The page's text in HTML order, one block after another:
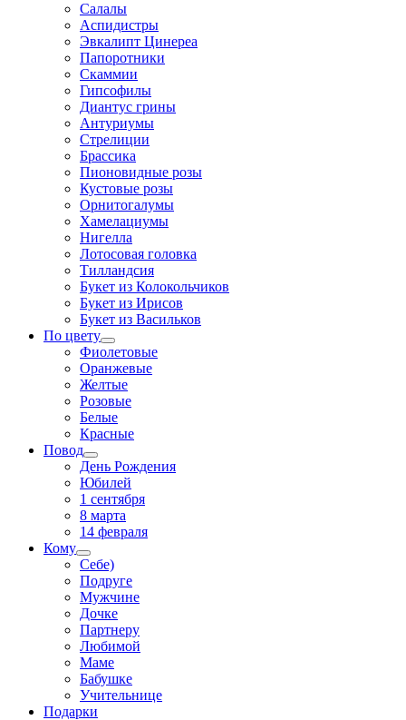
Салалы
Аспидистры
Эвкалипт Цинереа
Папоротники
Скаммии
Гипсофилы
Диантус грины
Антуриумы
Стрелиции
Брассика
Пионовидные розы
Кустовые розы
Орнитогалумы
Хамелациумы
Нигелла
Лотосовая головка
Тилландсия
Букет из Колокольчиков
Букет из Ирисов
Букет из Васильков
По цвету
Фиолетовые
Оранжевые
Желтые
Розовые
Белые
Красные
Повод
День Рождения
Юбилей
1 сентября
8 марта
14 февраля
Кому
Себе)
Подруге
Мужчине
Дочке
Партнеру
Любимой
Маме
Бабушке
Учительнице
Подарки